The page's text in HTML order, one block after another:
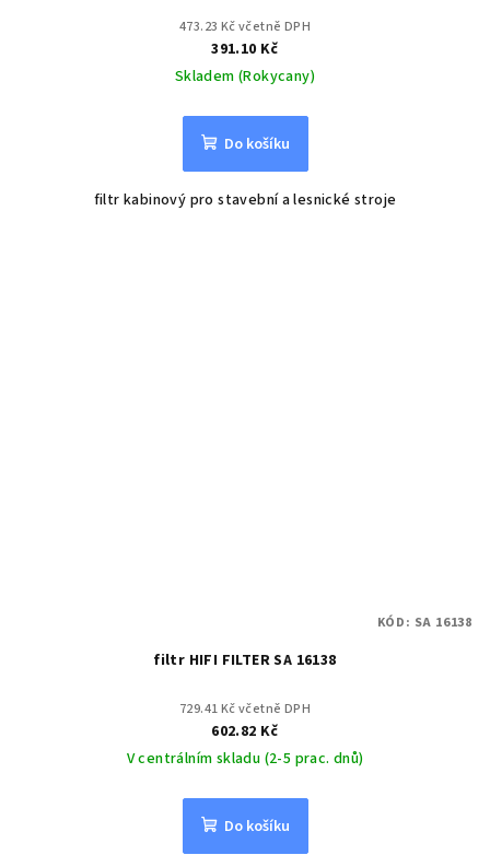
473.23 Kč včetně DPH
391.10 Kč
Skladem (Rokycany)
Do košíku
filtr kabinový pro stavební a lesnické stroje
filtr HIFI FILTER SA 16138
729.41 Kč včetně DPH
602.82 Kč
V centrálním skladu (2-5 prac. dnů)
Do košíku
KÓD: SA 16138